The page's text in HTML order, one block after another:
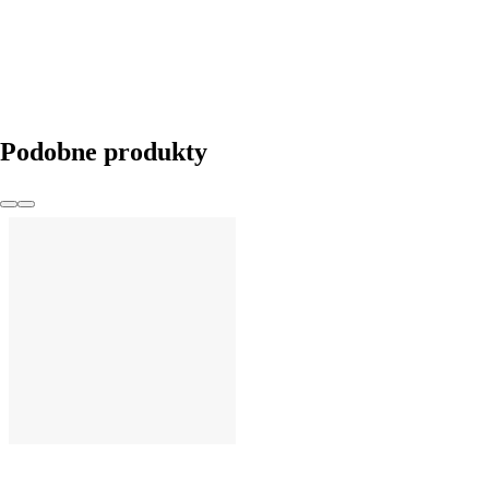
Podobne produkty